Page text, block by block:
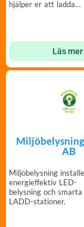
hjälper er att ladda
Läs mer
AB
Miljöbelysning
energieffektiv LED-
belysning och smarta
LADD-stationer.